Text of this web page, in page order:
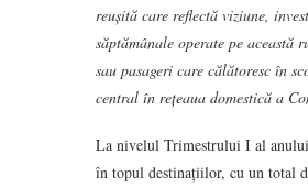
reușită care reflectă viziune,
săptămânale operate pe
sau pasageri care călătoresc în
central în rețeaua domestică a
La nivelul Trimestrului I al
în topul destinațiilor, cu un total